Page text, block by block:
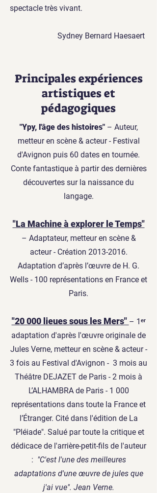
spectacle très vivant.
Sydney Bernard Haesaert
Principales expériences
artistiques et
pédagogiques
"Ypy, l'âge des histoires" – Auteur,
metteur en scène & acteur - Festival
d'Avignon puis 60 dates en tournée.
Conte fantastique à partir des dernières
découvertes sur la naissance du
langage.
"La Machine à explorer le Temps"
– Adaptateur, metteur en scène &
acteur - Création 2013-2016.
Adaptation d’après l’œuvre de H. G.
Wells - 100 représentations en France et
Paris.
"20 000 lieues sous les Mers" – 1ᵉʳ
adaptation d'après l'œuvre originale de
Jules Verne, metteur en scène & acteur -
3 fois au Festival d'Avignon - 3 mois au
Théâtre DEJAZET de Paris - 2 mois à
L’ALHAMBRA de Paris - 1 000
représentations dans toute la France et
l’Étranger. Cité dans l'édition de La
"Pléiade". Salué par toute la critique et
dédicace de l'arrière-petit-fils de l'auteur
: "C'est l'une des meilleures
adaptations d'une œuvre de jules que
j'ai vue". Jean Verne.